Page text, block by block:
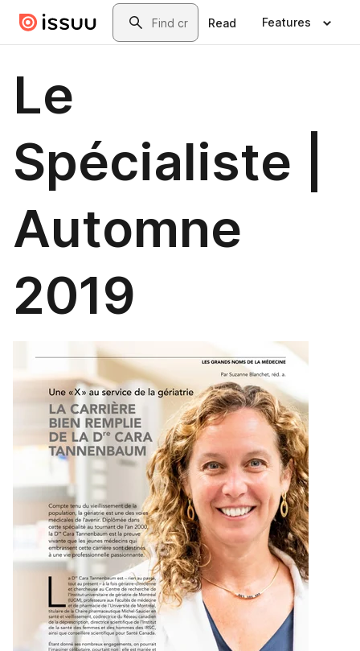
Skip to main contentSearch
Read Features
Le
Spécialiste |
Automne
2019